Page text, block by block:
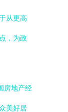
从更高
，为政
房地产经
美好居